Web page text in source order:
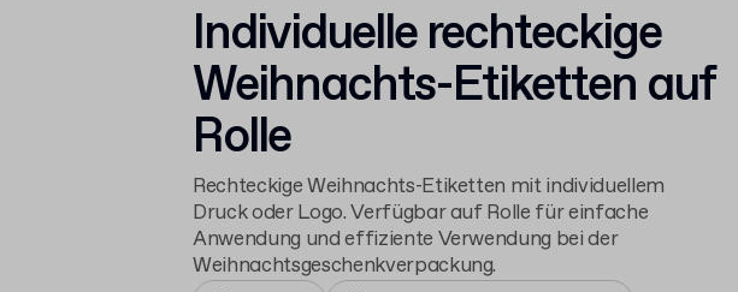
Individuelle rechteckige
Weihnachts-Etiketten auf
Rolle
Rechteckige Weihnachts-Etiketten mit individuellem
Druck oder Logo. Verfügbar auf Rolle für einfache
Anwendung und effiziente Verwendung bei der
Weihnachtsgeschenkverpackung.